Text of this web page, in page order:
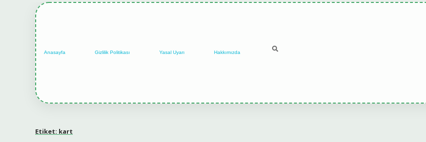
Anasayfa Gizlilik Politikası Yasal Uyarı Hakkımızda
Etiket: kart